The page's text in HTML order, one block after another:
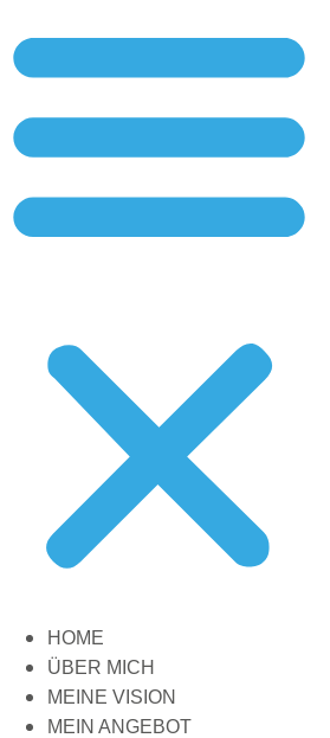
HOME
ÜBER MICH
MEINE VISION
MEIN ANGEBOT